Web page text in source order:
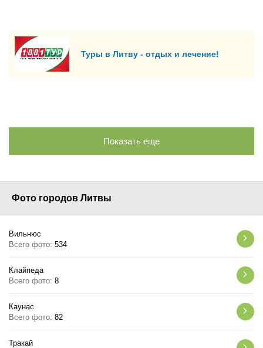
Туры в Литву - отдых и лечение!
Показать еще
Фото городов Литвы
Вильнюс
Всего фото: 534
Клайпеда
Всего фото: 8
Каунас
Всего фото: 82
Тракай